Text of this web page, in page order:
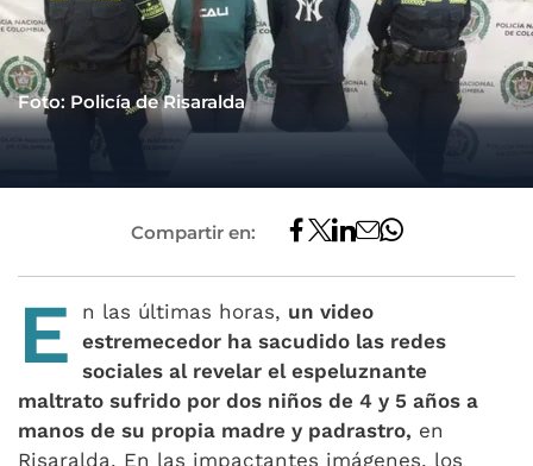
Foto: Policía de Risaralda
Compartir en:
E n las últimas horas, un video
estremecedor ha sacudido las redes
sociales al revelar el espeluznante
maltrato sufrido por dos niños de 4 y 5 años a
manos de su propia madre y padrastro, en
Risaralda. En las impactantes imágenes, los